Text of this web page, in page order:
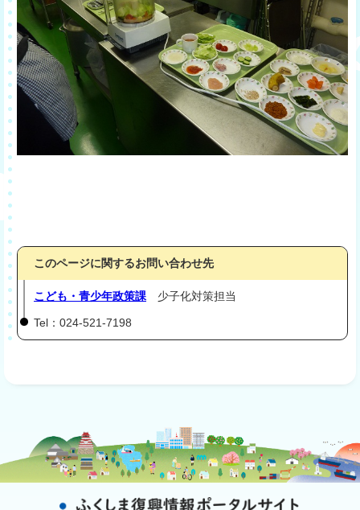
このページに関するお問い合わせ先
こども・青少年政策課 少子化対策担当
Tel：024-521-7198